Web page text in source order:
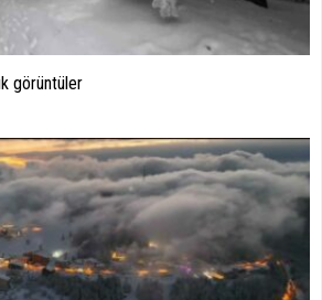
görüntüler